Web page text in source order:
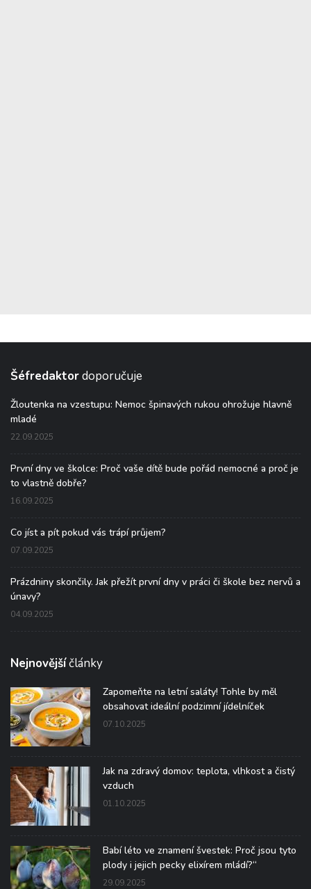
Šéfredaktordoporučuje
Žloutenka na vzestupu: Nemoc špinavých rukou ohrožuje hlavně
mladé
22.09.2025
První dny ve školce: Proč vaše dítě bude pořád nemocné a proč je
to vlastně dobře?
16.09.2025
Co jíst a pít pokud vás trápí průjem?
07.09.2025
Prázdniny skončily. Jak přežít první dny v práci či škole bez nervů a
únavy?
04.09.2025
Nejnovějšíčlánky
Zapomeňte na letní saláty! Tohle by měl
obsahovat ideální podzimní jídelníček
07.10.2025
Jak na zdravý domov: teplota, vlhkost a čistý
vzduch
01.10.2025
Babí léto ve znamení švestek: Proč jsou tyto
plody i jejich pecky elixírem mládí?“
29.09.2025